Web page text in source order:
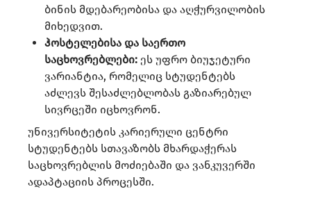
ბინის მდებარეობისა და აღჭურვილობის
მიხედვით.
ჰოსტელებისა და საერთო
საცხოვრებლები: ეს უფრო ბიუჯეტური
ვარიანტია, რომელიც სტუდენტებს
აძლევს შესაძლებლობას გაზიარებულ
სივრცეში იცხოვრონ.
უნივერსიტეტის კარიერული ცენტრი
სტუდენტებს სთავაზობს მხარდაჭერას
საცხოვრებლის მოძიებაში და ვანკუვერში
ადაპტაციის პროცესში.